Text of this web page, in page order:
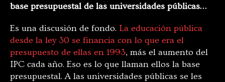
base presupuestal de las universidades públicas…
Es una discusión de fondo. La educación pública
desde la ley 30 se financia con lo que era el
presupuesto de ellas en 1993, más el aumento del
IPC cada año. Eso es lo que llaman ellos la base
presupuestal. A las universidades públicas se les